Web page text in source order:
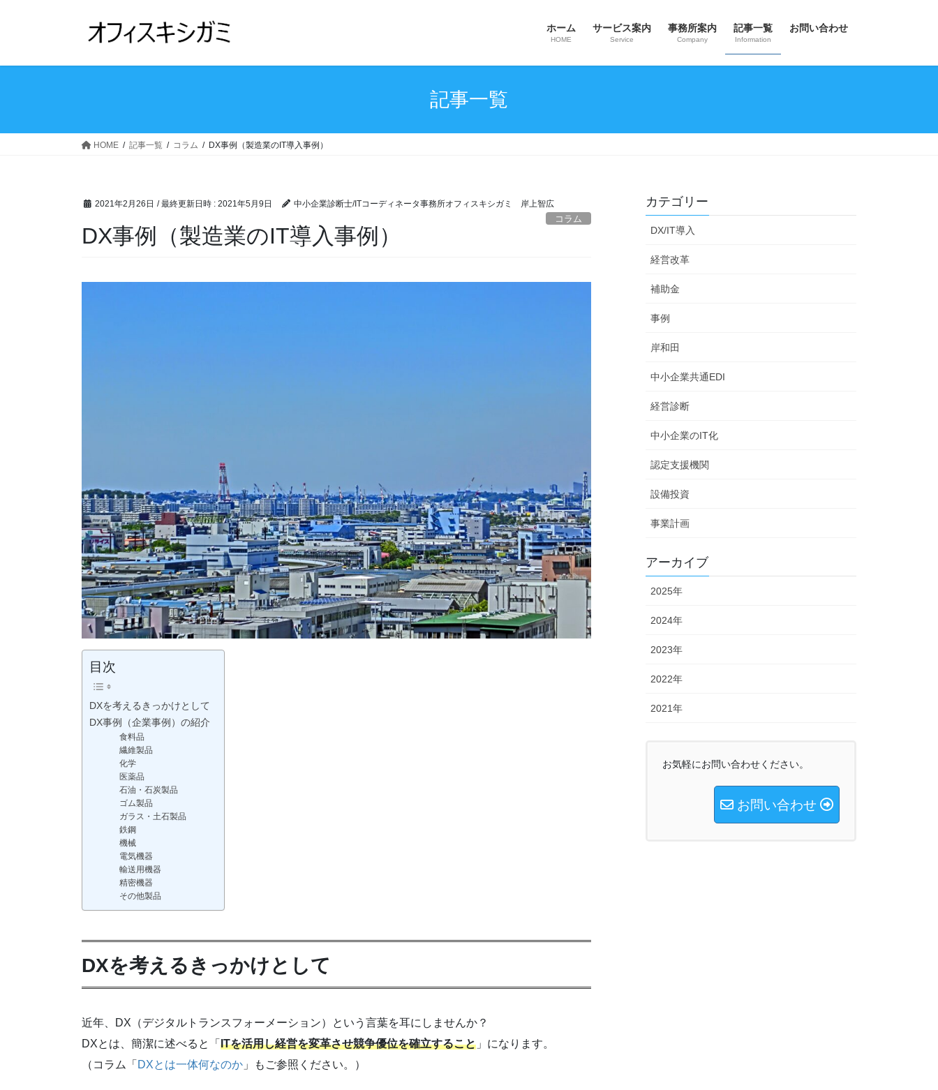
ホーム
HOME
サービス案内
Service
事務所案内
Company
記事一覧
Information
お問い合わせ
記事一覧
HOME 記事一覧 コラム DX事例（製造業のIT導入事例）
2021年2月26日 / 最終更新日時 : 2021年5月9日 中小企業診断士/ITコーディネータ事務所オフィスキシガミ 岸上智広
コラム
DX事例（製造業のIT導入事例）
目次
DXを考えるきっかけとして
DX事例（企業事例）の紹介
食料品
繊維製品
化学
医薬品
石油・石炭製品
ゴム製品
ガラス・土石製品
鉄鋼
機械
電気機器
輸送用機器
精密機器
その他製品
DXを考えるきっかけとして
近年、DX（デジタルトランスフォーメーション）という言葉を耳にしませんか？
DXとは、簡潔に述べると「 ITを活用し経営を変革させ競争優位を確立すること 」になります。
（コラム「 DXとは一体何なのか 」もご参照ください。）
カテゴリー
DX/IT導入
経営改革
補助金
事例
岸和田
中小企業共通EDI
経営診断
中小企業のIT化
認定支援機関
設備投資
事業計画
アーカイブ
2025年
2024年
2023年
2022年
2021年
お気軽にお問い合わせください。
お問い合わせ